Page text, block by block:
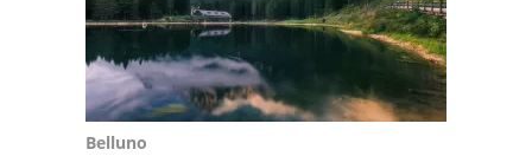
Belluno